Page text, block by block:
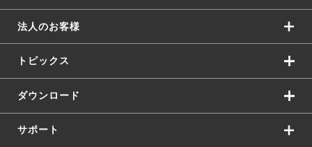
法人のお客様
トピックス
ダウンロード
サポート